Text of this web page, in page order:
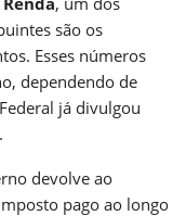
são os
Esses números
dependendo de
já divulgou
devolve ao
pago ao longo